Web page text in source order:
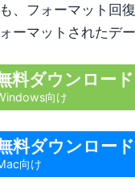
、フォーマット回
ーマットされたデ
料ダウンロード
向け
料ダウンロード
向け